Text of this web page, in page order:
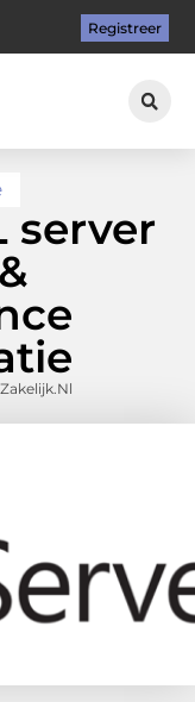
Registreer
server